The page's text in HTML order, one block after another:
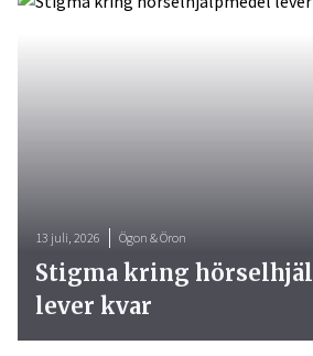
13 juli, 2026 Ögon & Öron
Stigma kring
lever kvar